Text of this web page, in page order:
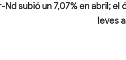
Nd subió un 7,07% en abril;
leves